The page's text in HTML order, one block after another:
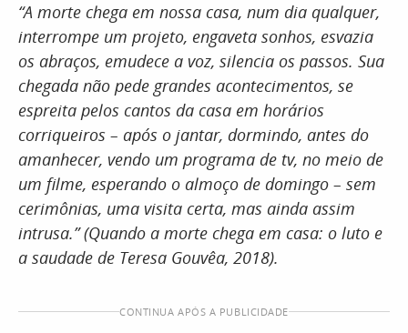
“A morte chega em nossa casa, num dia qualquer,
interrompe um projeto, engaveta sonhos, esvazia
os abraços, emudece a voz, silencia os passos. Sua
chegada não pede grandes acontecimentos, se
espreita pelos cantos da casa em horários
corriqueiros – após o jantar, dormindo, antes do
amanhecer, vendo um programa de tv, no meio de
um filme, esperando o almoço de domingo – sem
cerimônias, uma visita certa, mas ainda assim
intrusa.” (Quando a morte chega em casa: o luto e
a saudade de Teresa Gouvêa, 2018).
CONTINUA APÓS A PUBLICIDADE